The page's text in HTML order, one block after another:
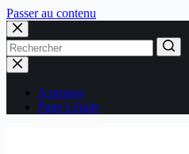
Passer au contenu
Aucun
résultat
A propos
Page Légale